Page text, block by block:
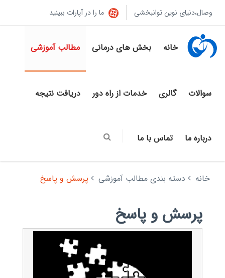
وصال،دنیای نوین توانبخشی ما را در آپارات ببینید
خانه بخش های درمانی مطالب آموزشی
سوالات گالری خدمات از راه دور دریافت نتیجه
درباره ما تماس با ما
خانه دسته بندی مطالب آموزشی پرسش و پاسخ
پرسش و پاسخ